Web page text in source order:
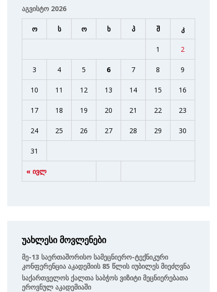
აგვისტო 2026
ო ს ო ხ პ შ კ
« ივლ
1 2
3 4 5 6 7 8 9
10 11 12 13 14 15 16
17 18 19 20 21 22 23
24 25 26 27 28 29 30
31
უახლესი მოვლენები
Მე-13 Საერთაშორისო Სამეცნიერო-Ტექნიკური
Კონფერენცია Აკადემიის 85 Წლის Იუბილეს Მიეძღვნა
Საქართველოს Ქალთა Საბჭოს Ვიზიტი Მეცნიერებათა
Ეროვნულ Აკადემიაში